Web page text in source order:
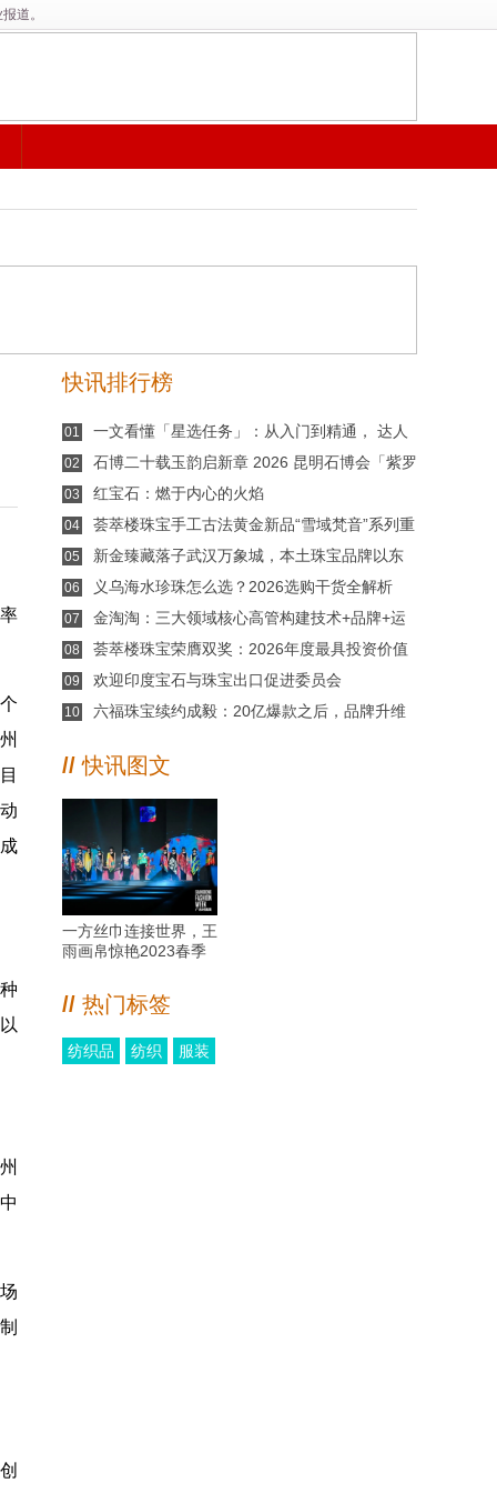
道。
快讯排行榜
01
一文看懂「星选任务」：从入门到精通， 达人
如何靠短视频分成赚钱
02
石博二十载玉韵启新章 2026 昆明石博会「紫罗
兰之夜」腾冲专场重磅启幕
03 红宝石：燃于内心的火焰
04
荟萃楼珠宝手工古法黄金新品“雪域梵音”系列重
磅上市
05
新金臻藏落子武汉万象城，本土珠宝品牌以东
方美学再启高端新章
06 义乌海水珍珠怎么选？2026选购干货全解析
07
金淘淘：三大领域核心高管构建技术+品牌+运
营铁三角
08
荟萃楼珠宝荣膺双奖：2026年度最具投资价值
品牌、年度匠心品牌
09
欢迎印度宝石与珠宝出口促进委员会
（GJEPC）加入天然钻石协会（NDC），进一步深
10
六福珠宝续约成毅：20亿爆款之后，品牌升维
// 快讯图文
一方丝巾连接世界，王
雨画帛惊艳2023春季
// 热门标签
纺织品 纺织 服装